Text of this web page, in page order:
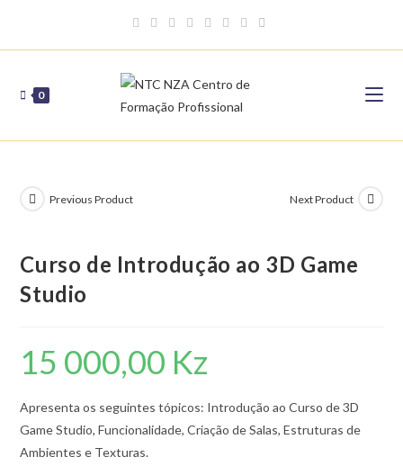
content
0
Previous Product Next Product
Curso de Introdução ao 3D Game
Studio
15 000,00 Kz
Apresenta os seguintes tópicos: Introdução ao Curso de 3D
Game Studio, Funcionalidade, Criação de Salas, Estruturas de
Ambientes e Texturas.